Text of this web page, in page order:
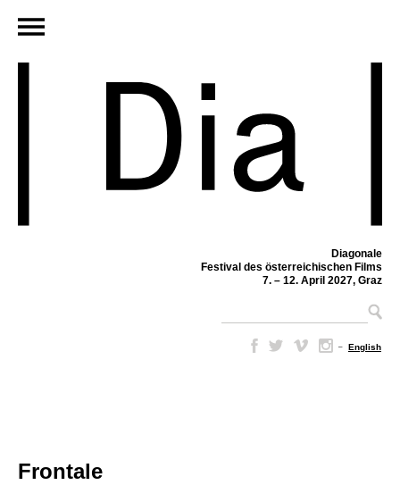
Diagonale
Festival des österreichischen Films
7. – 12. April 2027, Graz
– English
Frontale